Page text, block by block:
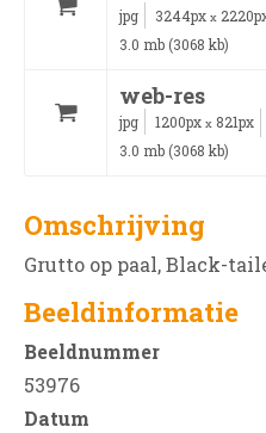
jpg 3244px x
3.0 mb (3068 kb)
web-res
jpg 1200px x 821px
3.0 mb (3068 kb)
Omschrijving
Grutto op paal, Black-
Beeldinformatie
Beeldnummer
53976
Datum